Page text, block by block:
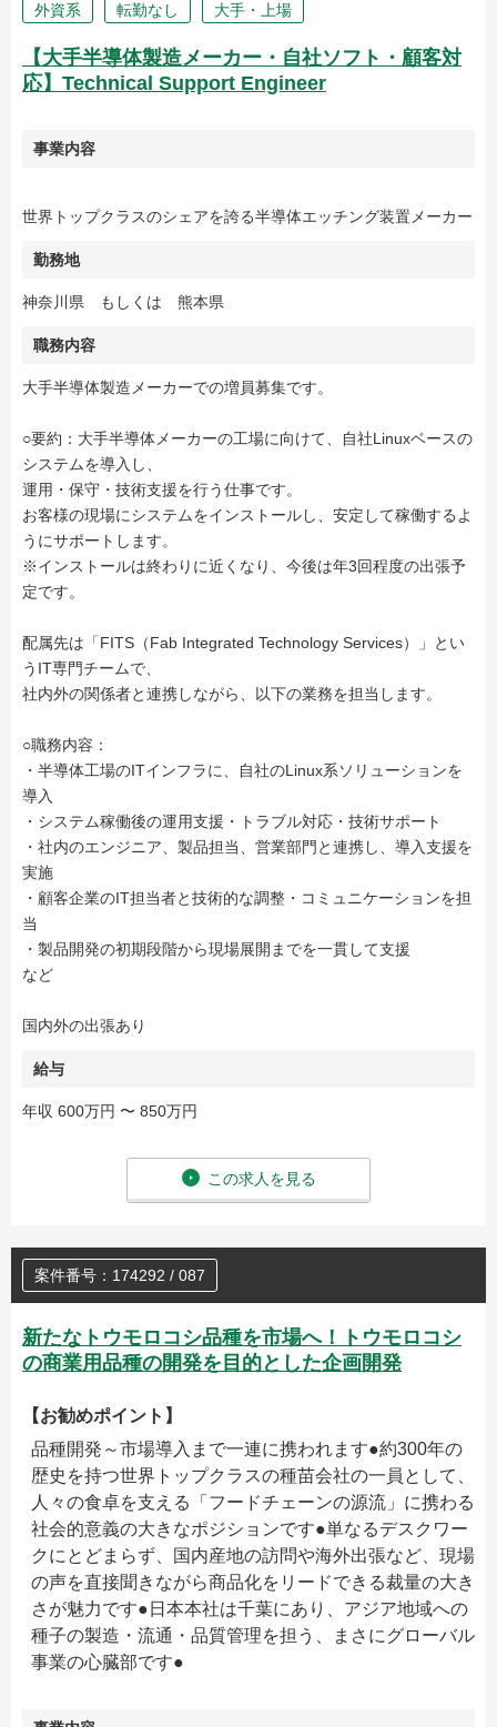
外資系 転勤なし 大手・上場
【大手半導体製造メーカー・自社ソフト・顧客対
応】Technical Support Engineer
事業内容
世界トップクラスのシェアを誇る半導体エッチング装置メーカー
勤務地
神奈川県 もしくは 熊本県
職務内容
大手半導体製造メーカーでの増員募集です。
○要約：大手半導体メーカーの工場に向けて、自社Linuxベースの
システムを導入し、
運用・保守・技術支援を行う仕事です。
お客様の現場にシステムをインストールし、安定して稼働するよ
うにサポートします。
※インストールは終わりに近くなり、今後は年3回程度の出張予
定です。
配属先は「FITS（Fab Integrated Technology Services）」とい
うIT専門チームで、
社内外の関係者と連携しながら、以下の業務を担当します。
○職務内容：
・半導体工場のITインフラに、自社のLinux系ソリューションを
導入
・システム稼働後の運用支援・トラブル対応・技術サポート
・社内のエンジニア、製品担当、営業部門と連携し、導入支援を
実施
・顧客企業のIT担当者と技術的な調整・コミュニケーションを担
当
・製品開発の初期段階から現場展開までを一貫して支援
など
国内外の出張あり
給与
年収 600万円 〜 850万円
この求人を見る
案件番号：174292 / 087
新たなトウモロコシ品種を市場へ！トウモロコシ
の商業用品種の開発を目的とした企画開発
【お勧めポイント】
品種開発～市場導入まで一連に携われます●約300年の
歴史を持つ世界トップクラスの種苗会社の一員として、
人々の食卓を支える「フードチェーンの源流」に携わる
社会的意義の大きなポジションです●単なるデスクワー
クにとどまらず、国内産地の訪問や海外出張など、現場
の声を直接聞きながら商品化をリードできる裁量の大き
さが魅力です●日本本社は千葉にあり、アジア地域への
種子の製造・流通・品質管理を担う、まさにグローバル
事業の心臓部です●